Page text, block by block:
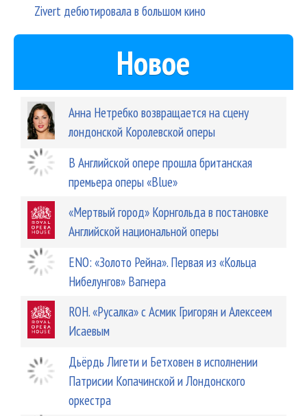
Zivert дебютировала в большом кино
Новое
Анна Нетребко возвращается на сцену
лондонской Королевской оперы
В Английской опере прошла британская
премьера оперы «Blue»
«Мертвый город» Корнгольда в постановке
Английской национальной оперы
ENO: «Золото Рейна». Первая из «Кольца
Нибелунгов» Вагнера
ROH. «Русалка» с Асмик Григорян и Алексеем
Исаевым
Дьёрдь Лигети и Бетховен в исполнении
Патрисии Копачинской и Лондонского
оркестра